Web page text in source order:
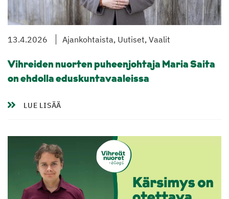
13.4.2026 Ajankohtaista, Uutiset, Vaalit
Vihreiden nuorten puheenjohtaja Maria Saita
on ehdolla eduskuntavaaleissa
LUE LISÄÄ